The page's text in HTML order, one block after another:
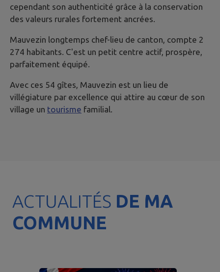
cependant son authenticité grâce à la conservation
des valeurs rurales fortement ancrées.
Mauvezin longtemps chef-lieu de canton, compte 2
274 habitants. C'est un petit centre actif, prospère,
parfaitement équipé.
Avec ces 54 gîtes, Mauvezin est un lieu de
villégiature par excellence qui attire au cœur de son
village un tourisme familial.
ACTUALITÉS DE MA
COMMUNE